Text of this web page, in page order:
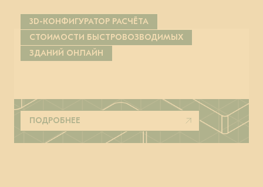
3D-КОНФИГУРАТОР РАСЧЁТА
СТОИМОСТИ БЫСТРОВОЗВОДИМЫХ
ЗДАНИЙ ОНЛАЙН
ПОДРОБНЕЕ